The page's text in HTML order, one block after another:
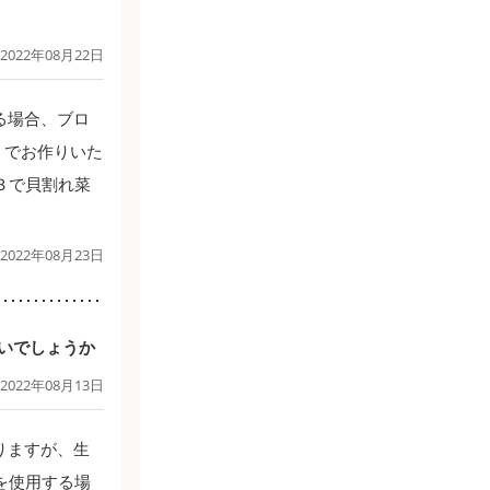
2022年08月22日
場合、ブロ
お作りいた
で貝割れ菜
2022年08月23日
でしょうか
2022年08月13日
ますが、生
使用する場